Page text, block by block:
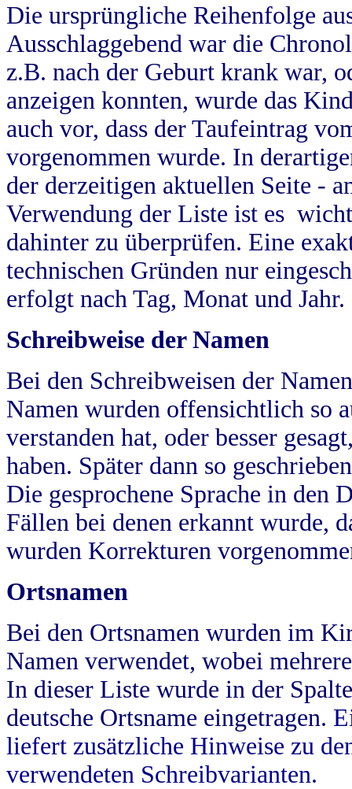
Die ursprüngliche Reihenfolge
Ausschlaggebend war die
z.B. nach der Geburt krank war,
anzeigen konnten, wurde das
auch vor, dass der Taufeintrag
vorgenommen wurde. In
der derzeitigen aktuellen Seite -
Verwendung der Liste ist es
dahinter zu überprüfen. Eine
technischen Gründen nur
erfolgt nach Tag, Monat und Jahr.
Schreibweise der Namen
Bei den Schreibweisen der
Namen wurden offensichtlich so
verstanden hat, oder besser
haben. Später dann so
Die gesprochene Sprache in
Fällen bei denen erkannt wurde,
wurden Korrekturen
Ortsnamen
Bei den Ortsnamen wurden im
Namen verwendet, wobei
In dieser Liste wurde in der
deutsche Ortsname eingetragen.
liefert zusätzliche Hinweise zu
verwendeten Schreibvarianten.